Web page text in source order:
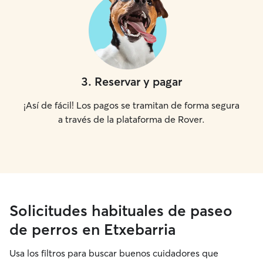
3. Reservar y pagar
¡Así de fácil! Los pagos se tramitan de forma segura
a través de la plataforma de Rover.
Solicitudes habituales de paseo
de perros en Etxebarria
Usa los filtros para buscar buenos cuidadores que